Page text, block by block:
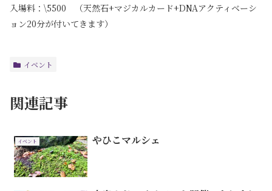
入場料：\5500 （天然石+マジカルカード+DNAアクティベーシ
ョン20分が付いてきます）
イベント
関連記事
イベント やひこマルシェ